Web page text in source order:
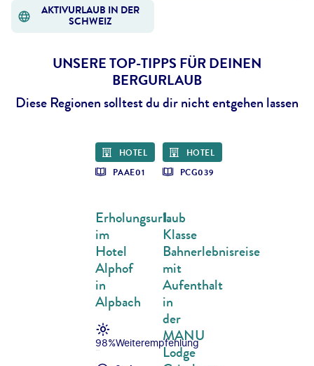
AKTIVURLAUB IN DER
SCHWEIZ
UNSERE TOP-TIPPS FÜR DEINEN
BERGURLAUB
Diese Regionen solltest du dir nicht entgehen lassen
HOTEL
PAAE01
Erholungsurlaub
im
Hotel
Alphof
in
Alpbach
Weiterempfehlung
98%
HOTEL
PCG039
1.
Klasse
Bahnerlebnisreise
mit
Aufenthalt
in
der
MANU
Lodge